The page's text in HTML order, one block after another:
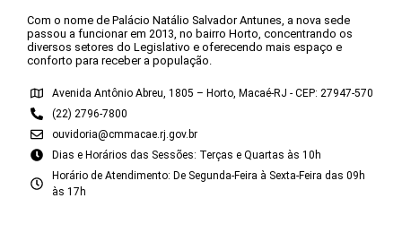
Com o nome de Palácio Natálio Salvador Antunes, a nova sede
passou a funcionar em 2013, no bairro Horto, concentrando os
diversos setores do Legislativo e oferecendo mais espaço e
conforto para receber a população.
Avenida Antônio Abreu, 1805 – Horto, Macaé-RJ - CEP: 27947-570
(22) 2796-7800
ouvidoria@cmmacae.rj.gov.br
Dias e Horários das Sessões: Terças e Quartas às 10h
Horário de Atendimento: De Segunda-Feira à Sexta-Feira das 09h
às 17h